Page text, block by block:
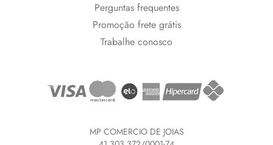
Perguntas frequentes
Promoção frete grátis
Trabalhe conosco
MP COMERCIO DE JOIAS